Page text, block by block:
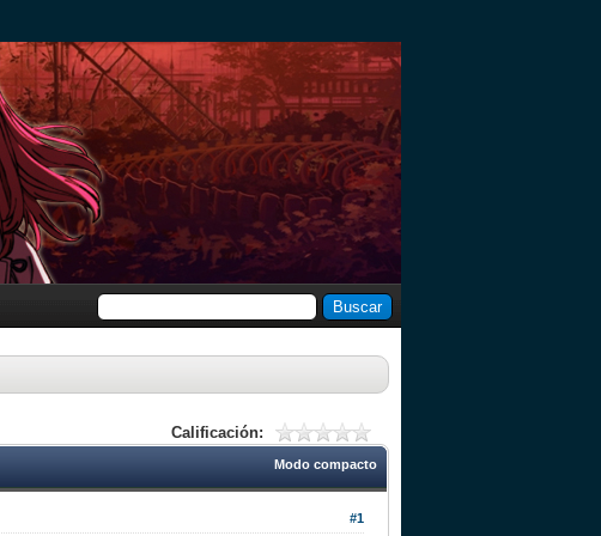
Calificación:
Modo compacto
#1